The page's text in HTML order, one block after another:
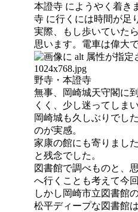
本證寺 にようやく着き
寺 に行くには時間が足
実際、もし歩いていた
思います。電車は偉大
野寺・本證寺
無事、岡崎城天守閣に
くく、少し迷ってしま
岡崎城も久しぶりでし
のが実感。
家康の館にも寄りまし
と残念でした。
図書館で調べものと、
へ行くことも考えて今
しかし岡崎市立図書館
松平ディープな図書館